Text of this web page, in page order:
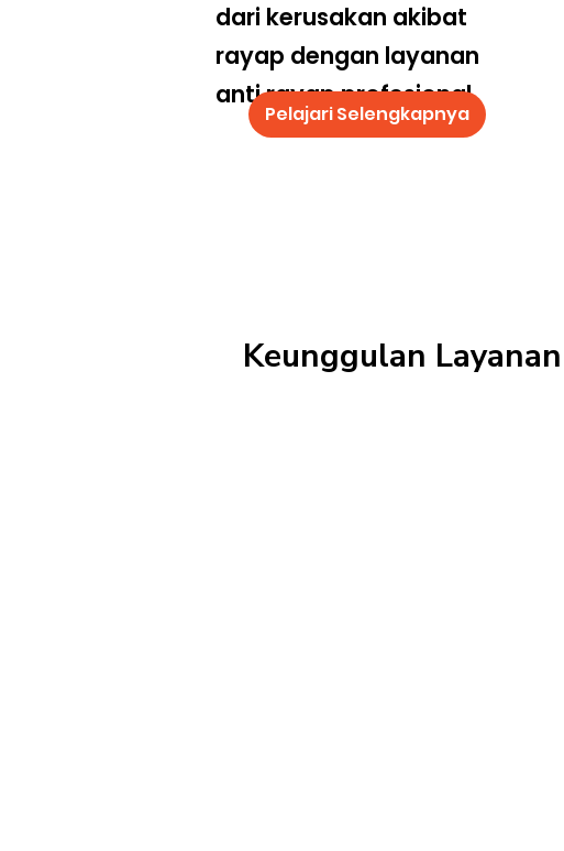
dari kerusakan akibat
rayap dengan layanan
anti rayap profesional
Pelajari Selengkapnya
Keunggulan